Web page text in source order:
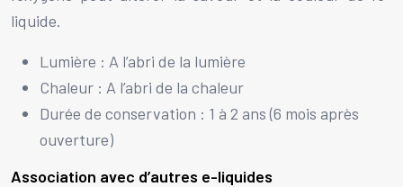
liquide.
Lumière : A l’abri de la lumière
Chaleur : A l’abri de la chaleur
Durée de conservation : 1 à 2 ans (6 mois après
ouverture)
Association avec d’autres e-liquides